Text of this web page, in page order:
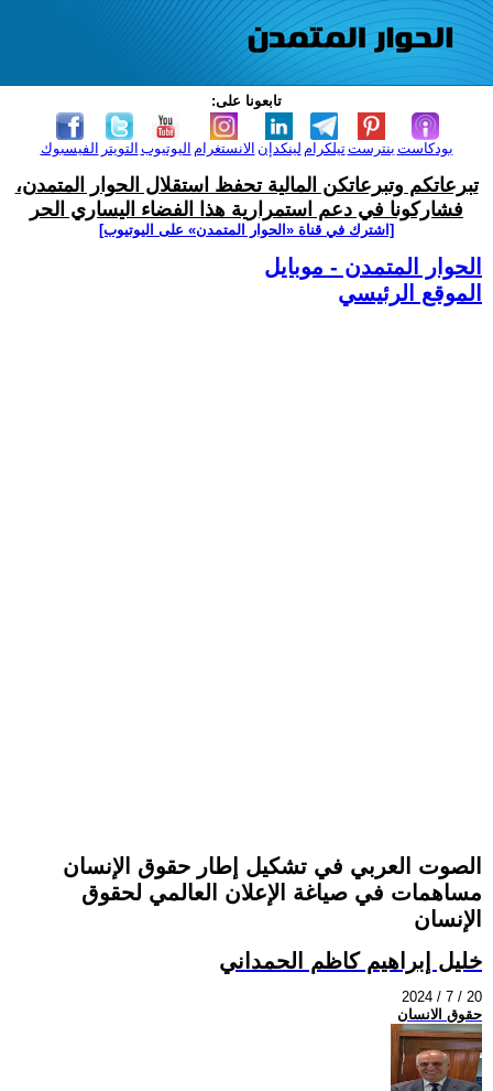
تابعونا على:
الفيسبوك التويتر اليوتيوب الانستغرام لينكدإن تيلكرامبنترست بودكاست
تبرعاتكم وتبرعاتكن المالية تحفظ استقلال الحوار المتمدن،
فشاركونا في دعم استمرارية هذا الفضاء اليساري الحر
[اشترك في قناة ‫«الحوار المتمدن» على اليوتيوب]
الحوار المتمدن - موبايل
الموقع الرئيسي
الصوت العربي في تشكيل إطار حقوق الإنسان
مساهمات في صياغة الإعلان العالمي لحقوق
الإنسان
خليل إبراهيم كاظم الحمداني
2024 / 7 / 20
حقوق الانسان